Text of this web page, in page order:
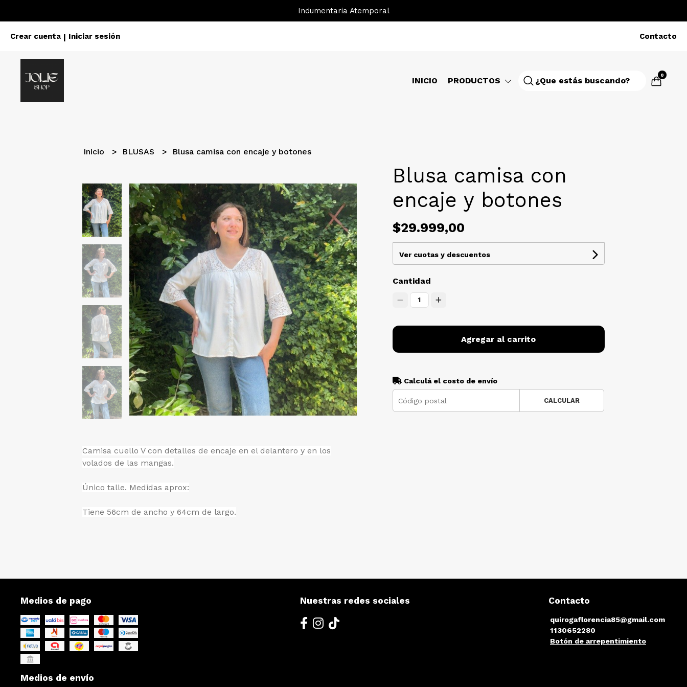
Indumentaria Atemporal
Crear cuenta | Iniciar sesión Contacto
INICIO PRODUCTOS
0
Inicio BLUSAS Blusa camisa con encaje y botones
Camisa cuello V con detalles de encaje en el delantero y en los
volados de las mangas.
Único talle. Medidas aprox:
Tiene 56cm de ancho y 64cm de largo.
Blusa camisa con
encaje y botones
$29.999,00
Ver cuotas y descuentos
Cantidad
1
Agregar al carrito
Calculá el costo de envío
CALCULAR
Medios de pago
Medios de envío
Nuestras redes sociales Contacto
quirogaflorencia85@gmail.com
1130652280
Botón de arrepentimiento